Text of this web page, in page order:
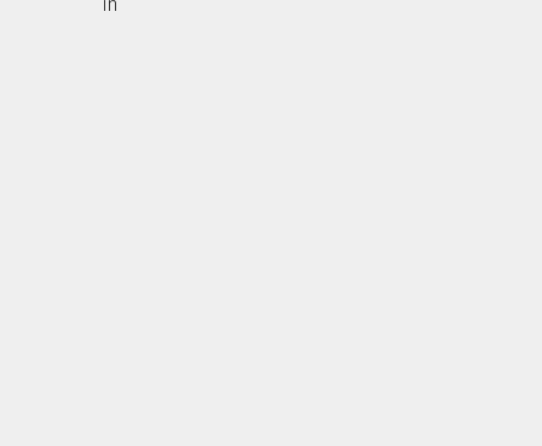
クロスメディアンとは？